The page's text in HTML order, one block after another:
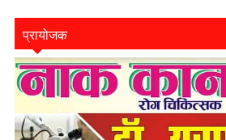
प्रायोजक